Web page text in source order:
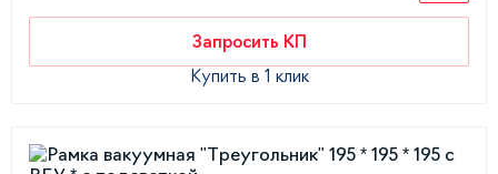
Запросить КП
Купить в 1 клик